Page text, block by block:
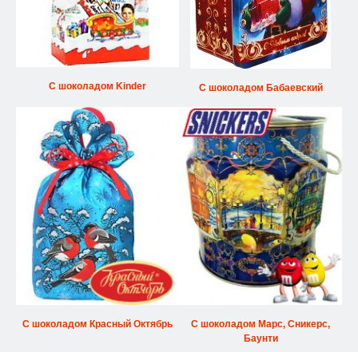
С шоколадом Kinder С шоколадом Бабаевский
С шоколадом Красный Октябрь
С шоколадом Марс, Сникерс,
Баунти